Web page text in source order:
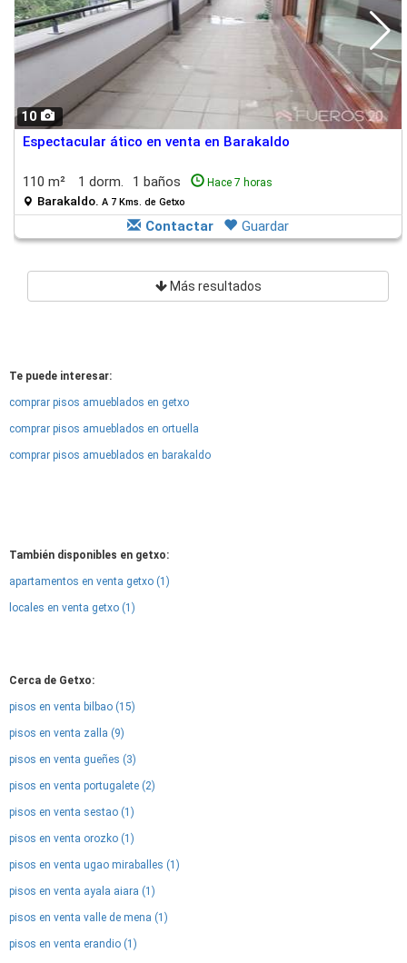
10
Espectacular ático en venta en Barakaldo
110 m² 1 dorm. 1 baños Hace 7 horas
Barakaldo. A 7 Kms. de Getxo
Contactar Guardar
Más resultados
Te puede interesar:
comprar pisos amueblados en getxo
comprar pisos amueblados en ortuella
comprar pisos amueblados en barakaldo
También disponibles en getxo:
apartamentos en venta getxo (1)
locales en venta getxo (1)
Cerca de Getxo:
pisos en venta bilbao (15)
pisos en venta zalla (9)
pisos en venta gueñes (3)
pisos en venta portugalete (2)
pisos en venta sestao (1)
pisos en venta orozko (1)
pisos en venta ugao miraballes (1)
pisos en venta ayala aiara (1)
pisos en venta valle de mena (1)
pisos en venta erandio (1)